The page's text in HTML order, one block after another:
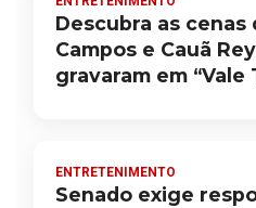
Descubra as cenas
Campos e Cauã
gravaram em “Vale
ENTRETENIMENTO
Senado exige